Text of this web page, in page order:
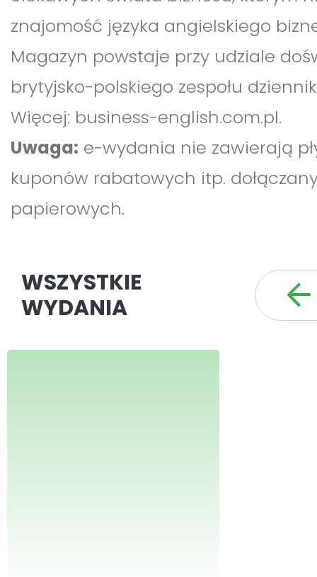
znajomość języka angielskiego
Magazyn powstaje przy udziale
brytyjsko-polskiego zespołu
Więcej: business-english.com.pl.
Uwaga: e-wydania nie zawierają
kuponów rabatowych itp.
papierowych.
WSZYSTKIE
WYDANIA